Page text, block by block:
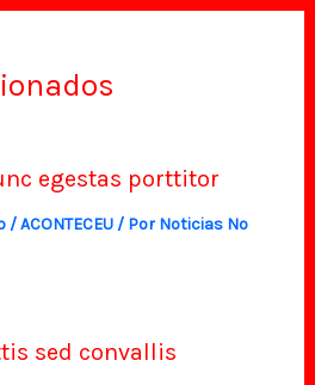
egestas porttitor
/ACONTECEU/ Por Noticias No
sed convallis